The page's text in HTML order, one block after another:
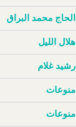
الحاج محمد البراق
هلال الليل
رشيد غلام
منوعات
منوعات